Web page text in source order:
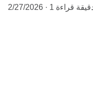
2/27/2026
دقيقة قراءة